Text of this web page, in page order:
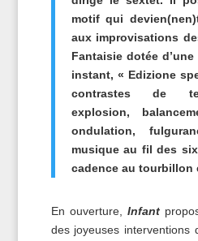
motif qui
aux improvisations
Fantaisie dotée
instant, « Edizione
contrastes de
explosion,
ondulation,
musique au fil des
cadence au tourbillon
En ouverture, Infant
des joyeuses interventions